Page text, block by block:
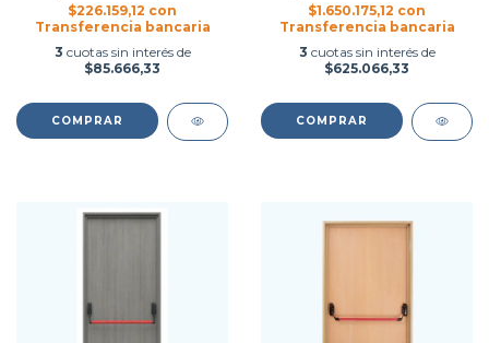
$226.159,12 con
Transferencia bancaria
3 cuotas sin interés de
$85.666,33
COMPRAR
$1.650.175,12 con
Transferencia bancaria
3 cuotas sin interés de
$625.066,33
COMPRAR